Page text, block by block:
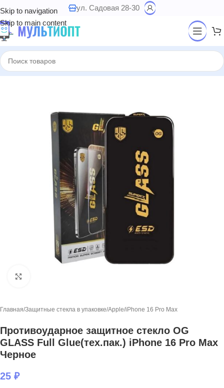
Skip to navigation
Skip to main content
ул. Садовая 28-30
Главная/Защитные стекла в упаковке/Apple/iPhone 16 Pro Max
Противоударное защитное стекло OG
GLASS Full Glue(тех.пак.) iPhone 16 Pro Max
Черное
25 ₽